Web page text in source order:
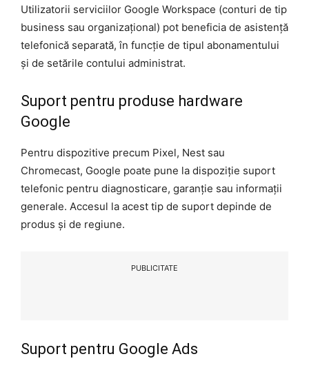
Utilizatorii serviciilor Google Workspace (conturi de tip
business sau organizațional) pot beneficia de asistență
telefonică separată, în funcție de tipul abonamentului
și de setările contului administrat.
Suport pentru produse hardware
Google
Pentru dispozitive precum Pixel, Nest sau
Chromecast, Google poate pune la dispoziție suport
telefonic pentru diagnosticare, garanție sau informații
generale. Accesul la acest tip de suport depinde de
produs și de regiune.
PUBLICITATE
Suport pentru Google Ads